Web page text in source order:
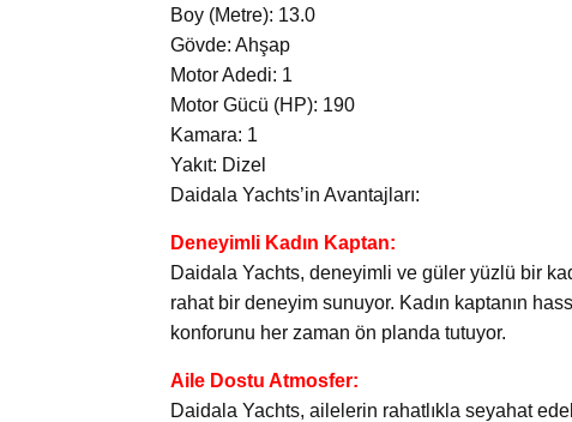
Boy (Metre): 13.0
Gövde: Ahşap
Motor Adedi: 1
Motor Gücü (HP): 190
Kamara: 1
Yakıt: Dizel
Daidala Yachts’in Avantajları:
Deneyimli Kadın Kaptan:
Daidala Yachts, deneyimli ve güler yüzlü bir
rahat bir deneyim sunuyor. Kadın kaptanın
konforunu her zaman ön planda tutuyor.
Aile Dostu Atmosfer:
Daidala Yachts, ailelerin rahatlıkla seyahat